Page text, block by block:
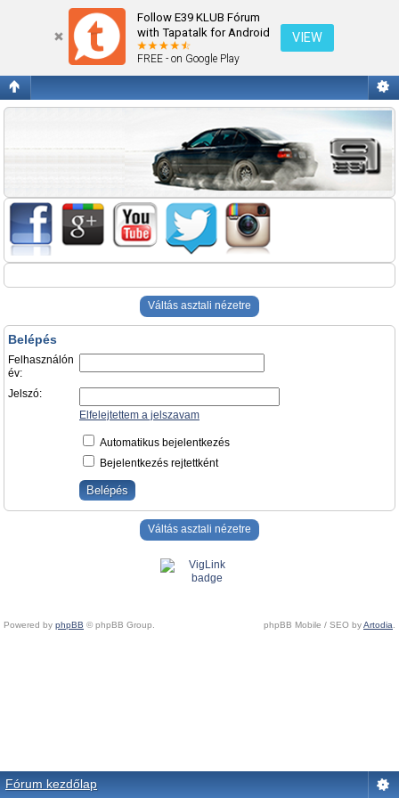
Follow E39 KLUB Fórum
with Tapatalk for Android
FREE - on Google Play
VIEW
Belépés
Váltás asztali nézetre
Belépés
Felhasználón
év:
Jelszó:
Elfelejtettem a jelszavam
Automatikus bejelentkezés
Bejelentkezés rejtettként
Váltás asztali nézetre
Powered by phpBB © phpBB Group. phpBB Mobile / SEO byArtodia.
Fórum kezdőlap